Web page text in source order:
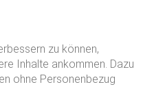
zu können,
Inhalte ankommen. Dazu
ohne Personenbezug